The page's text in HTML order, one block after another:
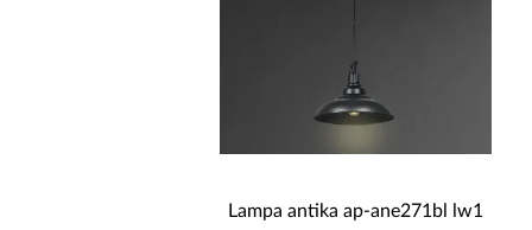
Lampa antika ap-ane271bl lw1